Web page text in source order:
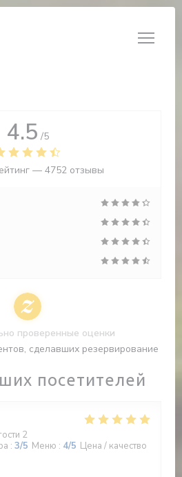
посетителей
2
: 3/5 Меню : 4/5 Цена / качество
4.5 /5
— 4752 отзывы
проверенные оценки
сделавших резервирование